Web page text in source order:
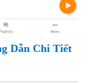
Dẫn Chi Tiết